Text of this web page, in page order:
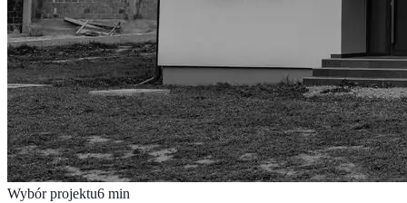
Wybór projektu6 min